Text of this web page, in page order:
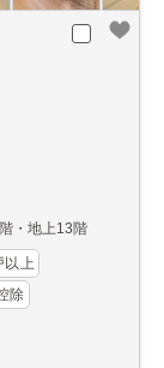
・地上13階
以上
除